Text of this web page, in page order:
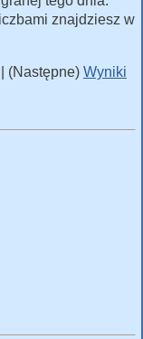
znajdziesz w
(Następne) Wyniki